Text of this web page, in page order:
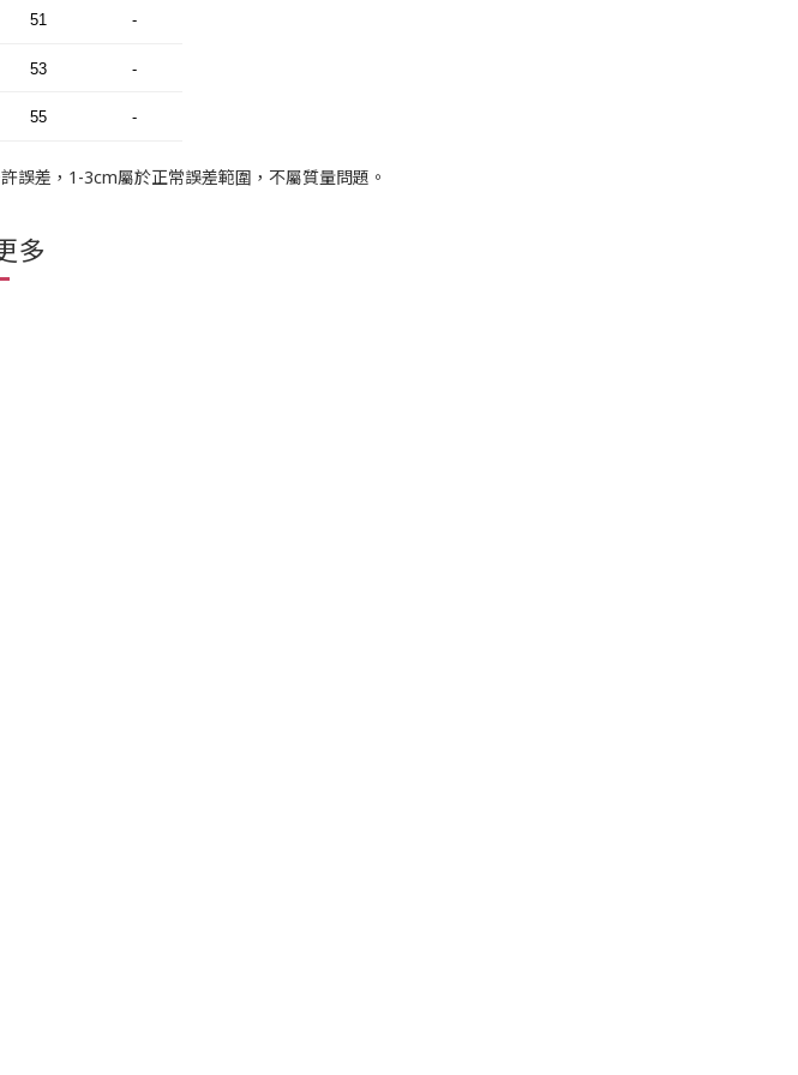
51 -
53 -
55 -
誤差，1-3cm屬於正常誤差範圍，不屬質量問題。
多